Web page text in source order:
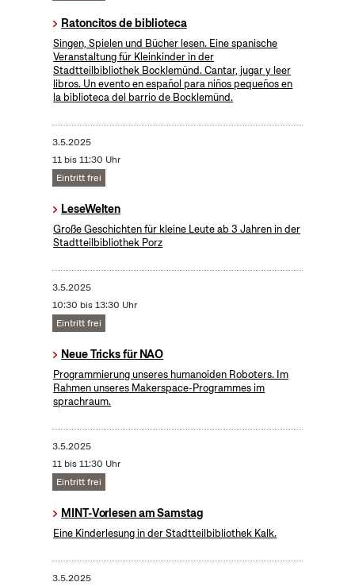
Ratoncitos de biblioteca
Singen, Spielen und Bücher lesen. Eine spanische
Veranstaltung für Kleinkinder in der
Stadtteilbibliothek Bocklemünd. Cantar, jugar y leer
libros. Un evento en español para niños pequeños en
la biblioteca del barrio de Bocklemünd.
3.5.2025
11 bis 11:30 Uhr
Eintritt frei
LeseWelten
Große Geschichten für kleine Leute ab 3 Jahren in der
Stadtteilbibliothek Porz
3.5.2025
10:30 bis 13:30 Uhr
Eintritt frei
Neue Tricks für NAO
Programmierung unseres humanoiden Roboters. Im
Rahmen unseres Makerspace-Programmes im
sprachraum.
3.5.2025
11 bis 11:30 Uhr
Eintritt frei
MINT-Vorlesen am Samstag
Eine Kinderlesung in der Stadtteilbibliothek Kalk.
3.5.2025